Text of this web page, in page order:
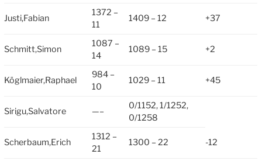
Justi,Fabian
1372 –
11
1409 – 12 +37
Schmitt,Simon
1087 –
14
1089 – 15 +2
Köglmaier,Raphael
984 –
10
1029 – 11 +45
Sirigu,Salvatore —–
0/1152, 1/1252,
0/1258
Scherbaum,Erich
1312 –
21
1300 – 22 -12